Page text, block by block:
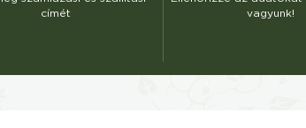
címét
vagyunk!